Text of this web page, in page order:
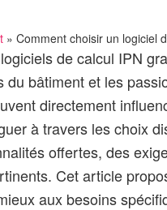
» Comment choisir un logiciel
de calcul IPN
bâtiment et les
directement
à travers les choix
offertes, des
Cet article
aux besoins